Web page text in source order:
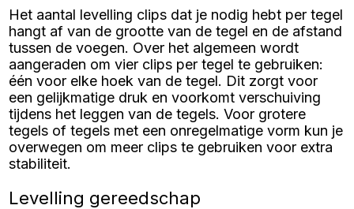
Het aantal levelling clips dat je nodig hebt per tegel
hangt af van de grootte van de tegel en de afstand
tussen de voegen. Over het algemeen wordt
aangeraden om vier clips per tegel te gebruiken:
één voor elke hoek van de tegel. Dit zorgt voor
een gelijkmatige druk en voorkomt verschuiving
tijdens het leggen van de tegels. Voor grotere
tegels of tegels met een onregelmatige vorm kun je
overwegen om meer clips te gebruiken voor extra
stabiliteit.
Levelling gereedschap